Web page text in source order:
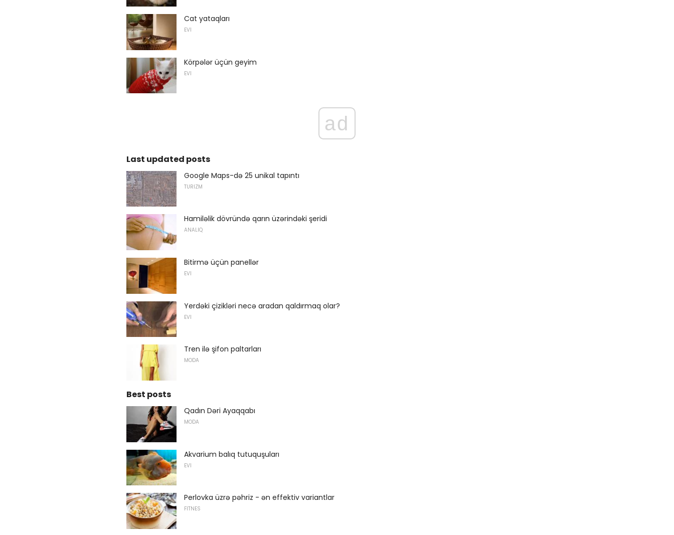
Cat yataqları
EVI
Körpələr üçün geyim
EVI
ad
Last updated posts
Google Maps-də 25 unikal tapıntı
TURIZM
Hamiləlik dövründə qarın üzərindəki şeridi
ANALIQ
Bitirmə üçün panellər
EVI
Yerdəki çizikləri necə aradan qaldırmaq olar?
EVI
Tren ilə şifon paltarları
MODA
Best posts
Qadın Dəri Ayaqqabı
MODA
Akvarium balıq tutuquşuları
EVI
Perlovka üzrə pəhriz - ən effektiv variantlar
FITNES